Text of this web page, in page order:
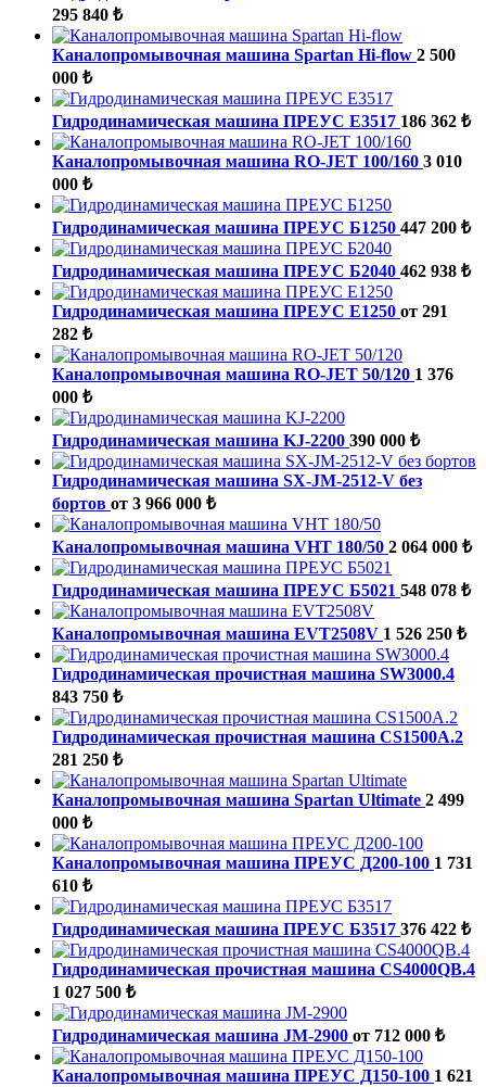
295 840 ₺
Каналопромывочная машина Spartan Hi-flow 2 500
000 ₺
Гидродинамическая машина ПРЕУС Е3517 186 362 ₺
Каналопромывочная машина RO-JET 100/160 3 010
000 ₺
Гидродинамическая машина ПРЕУС Б1250 447 200 ₺
Гидродинамическая машина ПРЕУС Б2040 462 938 ₺
Гидродинамическая машина ПРЕУС Е1250 от 291
282 ₺
Каналопромывочная машина RO-JET 50/120 1 376
000 ₺
Гидродинамическая машина KJ-2200 390 000 ₺
Гидродинамическая машина SX-JM-2512-V без
бортов от 3 966 000 ₺
Каналопромывочная машина VHT 180/50 2 064 000 ₺
Гидродинамическая машина ПРЕУС Б5021 548 078 ₺
Каналопромывочная машина EVT2508V 1 526 250 ₺
Гидродинамическая прочистная машина SW3000.4
843 750 ₺
Гидродинамическая прочистная машина CS1500A.2
281 250 ₺
Каналопромывочная машина Spartan Ultimate 2 499
000 ₺
Каналопромывочная машина ПРЕУС Д200-100 1 731
610 ₺
Гидродинамическая машина ПРЕУС Б3517 376 422 ₺
Гидродинамическая прочистная машина CS4000QB.4
1 027 500 ₺
Гидродинамическая машина JM-2900 от 712 000 ₺
Каналопромывочная машина ПРЕУС Д150-100 1 621